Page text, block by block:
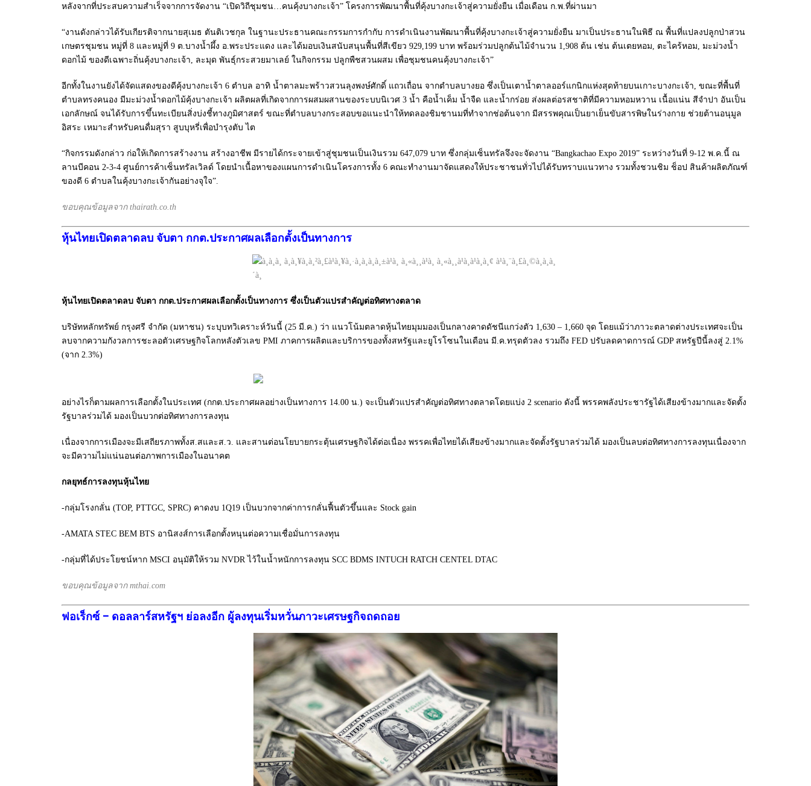
หลังจากที่ประสบความสำเร็จจากการจัดงาน “เปิดวิถีชุมชน…คนคุ้งบางกะเจ้า” โครงการพัฒนาพื้นที่คุ้งบางกะเจ้าสู่ความยั่งยืน เมื่อเดือน ก.พ.ที่ผ่านมา
“งานดังกล่าวได้รับเกียรติจากนายสุเมธ ตันติเวชกุล ในฐานะประธานคณะกรรมการกำกับ การดำเนินงานพัฒนาพื้นที่คุ้งบางกะเจ้าสู่ความยั่งยืน มาเป็นประธานในพิธี ณ พื้นที่แปลงปลูกป่าสวน
เกษตรชุมชน หมู่ที่ 8 และหมู่ที่ 9 ต.บางน้ำผึ้ง อ.พระประแดง และได้มอบเงินสนับสนุนพื้นที่สีเขียว 929,199 บาท พร้อมร่วมปลูกต้นไม้จำนวน 1,908 ต้น เช่น ต้นเตยหอม, ตะไคร้หอม, มะม่วงน้ำ
ดอกไม้ ของดีเฉพาะถิ่นคุ้งบางกะเจ้า, ละมุด พันธุ์กระสวยมาเลย์ ในกิจกรรม ปลูกพืชสวนผสม เพื่อชุมชนคนคุ้งบางกะเจ้า”
อีกทั้งในงานยังได้จัดแสดงของดีคุ้งบางกะเจ้า 6 ตำบล อาทิ น้ำตาลมะพร้าวสวนลุงพงษ์ศักดิ์ แถวเถื่อน จากตำบลบางยอ ซึ่งเป็นเตาน้ำตาลออร์แกนิกแห่งสุดท้ายบนเกาะบางกะเจ้า, ขณะที่พื้นที่
ตำบลทรงคนอง มีมะม่วงน้ำดอกไม้คุ้งบางกะเจ้า ผลิตผลที่เกิดจากการผสมผสานของระบบนิเวศ 3 น้ำ คือน้ำเค็ม น้ำจืด และน้ำกร่อย ส่งผลต่อรสชาติที่มีความหอมหวาน เนื้อแน่น สีจำปา อันเป็น
เอกลักษณ์ จนได้รับการขึ้นทะเบียนสิ่งบ่งชี้ทางภูมิศาสตร์ ขณะที่ตำบลบางกระสอบขอแนะนำให้ทดลองชิมชานมที่ทำจากช่อต้นจาก มีสรรพคุณเป็นยาเย็นขับสารพิษในร่างกาย ช่วยต้านอนุมูล
อิสระ เหมาะสำหรับคนดื่มสุรา สูบบุหรี่เพื่อบำรุงตับ ไต
“กิจกรรมดังกล่าว ก่อให้เกิดการสร้างงาน สร้างอาชีพ มีรายได้กระจายเข้าสู่ชุมชนเป็นเงินรวม 647,079 บาท ซึ่งกลุ่มเซ็นทรัลจึงจะจัดงาน “Bangkachao Expo 2019” ระหว่างวันที่ 9-12 พ.ค.นี้ ณ
ลานบีคอน 2-3-4 ศูนย์การค้าเซ็นทรัลเวิลด์ โดยนำเนื้อหาของแผนการดำเนินโครงการทั้ง 6 คณะทำงานมาจัดแสดงให้ประชาชนทั่วไปได้รับทราบแนวทาง รวมทั้งชวนชิม ช็อป สินค้าผลิตภัณฑ์
ของดี 6 ตำบลในคุ้งบางกะเจ้ากันอย่างจุใจ”.
ขอบคุณข้อมูลจาก thairath.co.th
หุ้นไทยเปิดตลาดลบ จับตา กกต.ประกาศผลเลือกตั้งเป็นทางการ
หุ้นไทยเปิดตลาดลบ จับตา กกต.ประกาศผลเลือกตั้งเป็นทางการ ซึ่งเป็นตัวแปรสำคัญต่อทิศทางตลาด
บริษัทหลักทรัพย์ กรุงศรี จำกัด (มหาชน) ระบุบทวิเคราะห์วันนี้ (25 มี.ค.) ว่า แนวโน้มตลาดหุ้นไทยมุมมองเป็นกลางคาดดัชนีแกว่งตัว 1,630 – 1,660 จุด โดยแม้ว่าภาวะตลาดต่างประเทศจะเป็น
ลบจากความกังวลการชะลอตัวเศรษฐกิจโลกหลังตัวเลข PMI ภาคการผลิตและบริการของทั้งสหรัฐและยูโรโซนในเดือน มี.ค.ทรุดตัวลง รวมถึง FED ปรับลดคาดการณ์ GDP สหรัฐปีนี้ลงสู่ 2.1%
(จาก 2.3%)
อย่างไรก็ตามผลการเลือกตั้งในประเทศ (กกต.ประกาศผลอย่างเป็นทางการ 14.00 น.) จะเป็นตัวแปรสำคัญต่อทิศทางตลาดโดยแบ่ง 2 scenario ดังนี้ พรรคพลังประชารัฐได้เสียงข้างมากและจัดตั้ง
รัฐบาลร่วมได้ มองเป็นบวกต่อทิศทางการลงทุน
เนื่องจากการเมืองจะมีเสถียรภาพทั้งส.สและส.ว. และสานต่อนโยบายกระตุ้นเศรษฐกิจได้ต่อเนื่อง พรรคเพื่อไทยได้เสียงข้างมากและจัดตั้งรัฐบาลร่วมได้ มองเป็นลบต่อทิศทางการลงทุนเนื่องจาก
จะมีความไม่แน่นอนต่อภาพการเมืองในอนาคต
กลยุทธ์การลงทุนหุ้นไทย
-กลุ่มโรงกลั่น (TOP, PTTGC, SPRC) คาดงบ 1Q19 เป็นบวกจากค่าการกลั่นฟื้นตัวขึ้นและ Stock gain
-AMATA STEC BEM BTS อานิสงส์การเลือกตั้งหนุนต่อความเชื่อมั่นการลงทุน
-กลุ่มที่ได้ประโยชน์หาก MSCI อนุมัติให้รวม NVDR ไว้ในน้ำหนักการลงทุน SCC BDMS INTUCH RATCH CENTEL DTAC
ขอบคุณข้อมูลจาก mthai.com
ฟอเร็กซ์ – ดอลลาร์สหรัฐฯ ย่อลงอีก ผู้ลงทุนเริ่มหวั่นภาวะเศรษฐกิจถดถอย